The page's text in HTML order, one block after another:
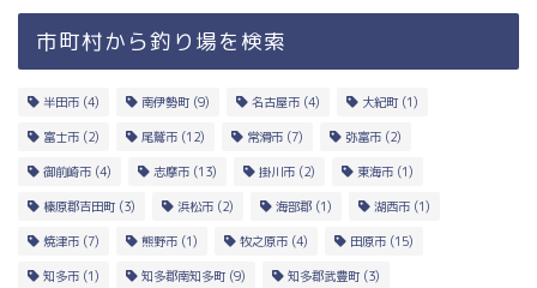
市町村から釣り場を検索
半田市 (4) 南伊勢町 (9) 名古屋市 (4) 大紀町 (1)
富士市 (2) 尾鷲市 (12) 常滑市 (7) 弥富市 (2)
御前崎市 (4) 志摩市 (13) 掛川市 (2) 東海市 (1)
榛原郡吉田町 (3) 浜松市 (2) 海部郡 (1) 湖西市 (1)
焼津市 (7) 熊野市 (1) 牧之原市 (4) 田原市 (15)
知多市 (1) 知多郡南知多町 (9) 知多郡武豊町 (3)